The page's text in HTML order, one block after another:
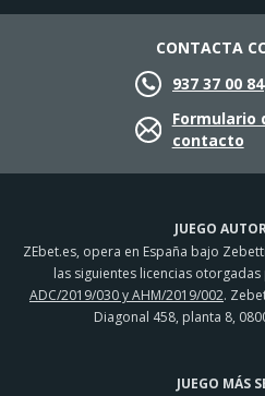
JUEGO
ZEbet.es, opera en España bajo
las siguientes licencias otorgadas
ADC/2019/030 y AHM/2019/002.
Diagonal 458, planta 8,
JUEGO MÁS
CONTACTA
937 37 00 84
Formulario
contacto